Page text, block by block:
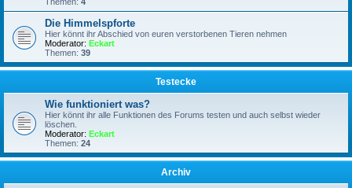
Die Himmelspforte
Hier könnt ihr Abschied von euren verstorbenen Tieren nehmen
Moderator: Eckart
Themen: 39
Testecke
Wie funktioniert was?
Hier könnt ihr alle Funktionen des Forums testen und auch selbst wieder
löschen.
Moderator: Eckart
Themen: 24
Archiv